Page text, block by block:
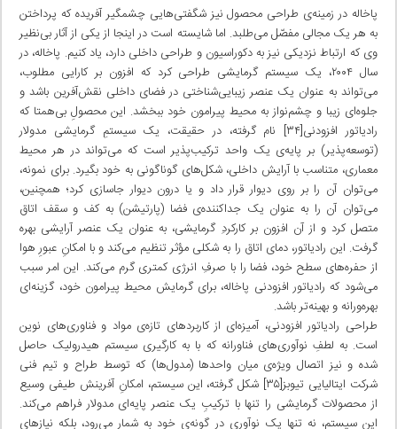
پاخاله در زمینه‌ی طراحی محصول نیز شگفتی‌هایی چشمگیر آفریده که پرداختن
به هر یک مجالی مفصّل می‌طلبد. اما شایسته است در اینجا از یکی از آثار بی‌نظیر
وی که ارتباط نزدیکی نیز به دکوراسیون و طراحی داخلی دارد، یاد کنیم. پاخاله، در
سال ۲۰۰۴، یک سیستم گرمایشی طراحی کرد که افزون بر کارایی مطلوب،
می‌تواند به عنوان یک عنصر زیبایی‌شناختی در فضای داخلی نقش‌آفرین باشد و
جلوه‌ای زیبا و چشم‌نواز به محیط پیرامون خود ببخشد. این محصولِ بی‌همتا که
رادیاتور افزودنی[۳۴] نام گرفته، در حقیقت، یک سیستمِ گرمایشی مدولار
(توسعه‌پذیر) بر پایه‌ی یک واحد ترکیب‌پذیر است که می‌تواند در هر محیط
معماری، متناسب با آرایش داخلی، شکل‌های گوناگونی به خود بگیرد. برای نمونه،
می‌توان آن را بر روی دیوار قرار داد و یا درون دیوار جاسازی کرد؛ همچنین،
می‌توان آن را به عنوان یک جداکننده‌ی فضا (پارتیشن) به کف و سقف اتاق
متصل کرد و از آن افزون بر کارکردِ گرمایشی، به عنوان یک عنصر آرایشی بهره
گرفت. این رادیاتور، دمای اتاق را به شکلی مؤثر تنظیم می‌کند و با امکانِ عبورِ هوا
از حفره‌های سطح خود، فضا را با صرفِ انرژی کمتری گرم می‌کند. این امر سبب
می‌شود که رادیاتور افزودنی پاخاله، برای گرمایش محیط پیرامون خود، گزینه‌ای
بهره‌ورانه و بهینه‌تر باشد.
طراحی رادیاتور افزودنی، آمیزه‌ای از کاربردهای تازه‌ی مواد و فناوری‌های نوین
است. به لطفِ نوآوری‌های فناورانه که با به کارگیری سیستم هیدرولیک حاصل
شده و نیز اتصال ویژه‌ی میان واحدها (مدول‌ها) که توسط طراح و تیم فنی
شرکت ایتالیایی تیوبز[۳۵] شکل گرفته، این سیستم، امکانِ آفرینش طیفی وسیع
از محصولات گرمایشی را تنها با ترکیبِ یک عنصر پایه‌ای مدولار فراهم می‌کند.
این سیستم، نه تنها یک نوآوری در گونه‌ی خود به شمار می‌رود، بلکه نیازهای